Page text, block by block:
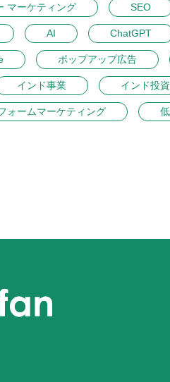
マーケティング SEO
AI ChatGPT
ポップアップ広告
インド事業 インド投資
ォームマーケティング